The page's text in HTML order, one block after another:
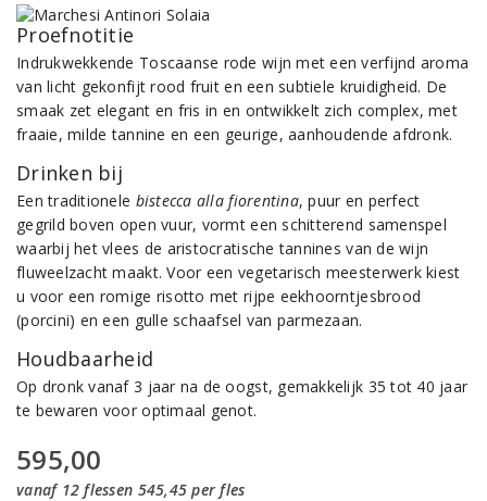
Proefnotitie
Indrukwekkende Toscaanse rode wijn met een verfijnd aroma
van licht gekonfijt rood fruit en een subtiele kruidigheid. De
smaak zet elegant en fris in en ontwikkelt zich complex, met
fraaie, milde tannine en een geurige, aanhoudende afdronk.
Drinken bij
Een traditionele bistecca alla fiorentina, puur en perfect
gegrild boven open vuur, vormt een schitterend samenspel
waarbij het vlees de aristocratische tannines van de wijn
fluweelzacht maakt. Voor een vegetarisch meesterwerk kiest
u voor een romige risotto met rijpe eekhoorntjesbrood
(porcini) en een gulle schaafsel van parmezaan.
Houdbaarheid
Op dronk vanaf 3 jaar na de oogst, gemakkelijk 35 tot 40 jaar
te bewaren voor optimaal genot.
595,00
vanaf 12 flessen 545,45 per fles